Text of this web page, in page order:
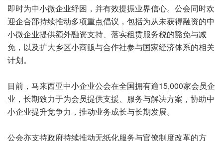
即时为中小微企业纾困，并有效提振业界信心。公会同时欢
迎企合部持续推动多项重点倡议，包括为从未获得融资的中
小微企业提供额外融资支持、落实租赁服务税的豁免与减
免，以及扩大乡区小商贩与合作社参与国家经济体系的相关
计划。
目前，马来西亚中小企业公会在全国拥有逾15,000家会员企
业，长期致力于为会员提供支援、服务与解决方案，协助中
小企业提升竞争力，推动业务成长与长期发展。
公会亦支持政府持续推动无纸化服务与官僚制度改革的方